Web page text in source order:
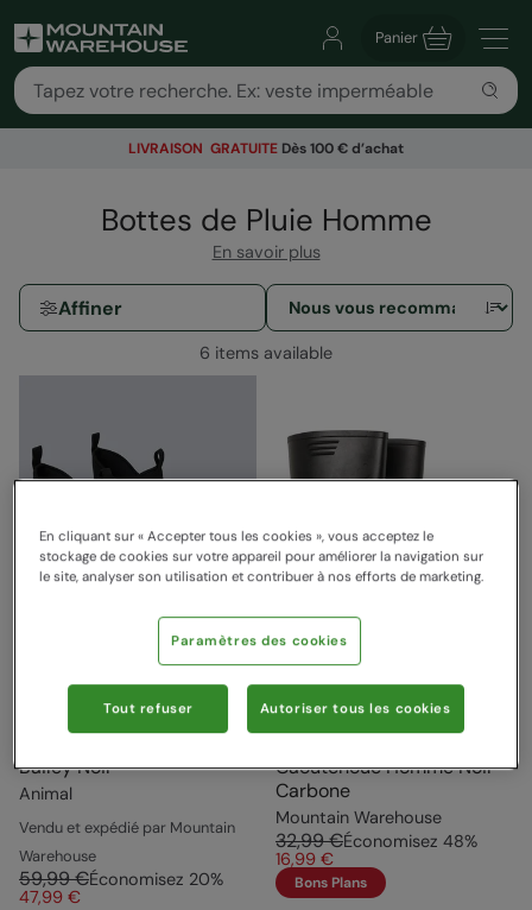
Panier
LIVRAISON GRATUITE Dès 100 € d’achat
Bottes de Pluie Homme
En savoir plus
Affiner
6 items available
Bailey Noir
Animal
Vendu et expédié par Mountain
Warehouse
59,99 €Économisez 20%
47,99 €
Caoutchouc Homme Noir
Carbone
Mountain Warehouse
32,99 €Économisez 48%
16,99 €
Bons Plans
En cliquant sur « Accepter tous les cookies », vous acceptez le
stockage de cookies sur votre appareil pour améliorer la navigation sur
le site, analyser son utilisation et contribuer à nos efforts de marketing.
Paramètres des cookies
Tout refuser Autoriser tous les cookies